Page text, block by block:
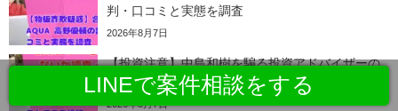
判・口コミと実態を調査
2026年8月7日
【投資注意】中島和樹を騙る投資アドバイザーの
口コミと手口を検証
2026年8月7日
LINEで案件相談をする